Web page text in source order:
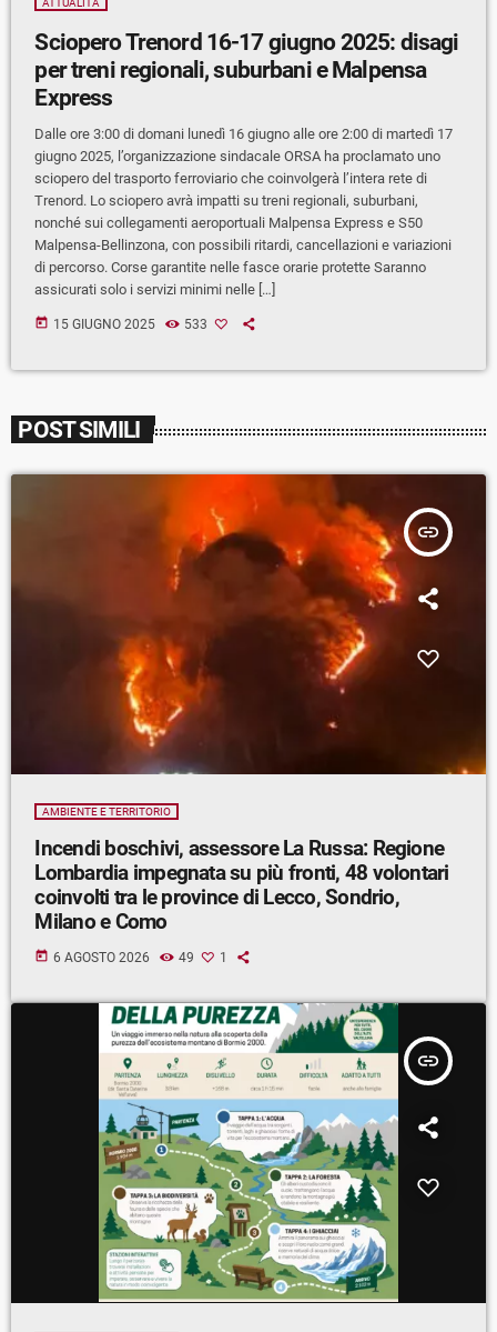
ATTUALITÀ
Sciopero Trenord 16-17 giugno 2025: disagi
per treni regionali, suburbani e Malpensa
Express
Dalle ore 3:00 di domani lunedì 16 giugno alle ore 2:00 di martedì 17
giugno 2025, l’organizzazione sindacale ORSA ha proclamato uno
sciopero del trasporto ferroviario che coinvolgerà l’intera rete di
Trenord. Lo sciopero avrà impatti su treni regionali, suburbani,
nonché sui collegamenti aeroportuali Malpensa Express e S50
Malpensa-Bellinzona, con possibili ritardi, cancellazioni e variazioni
di percorso. Corse garantite nelle fasce orarie protette Saranno
assicurati solo i servizi minimi nelle […]
today 15 GIUGNO 2025 533
POST SIMILI
insert_link
AMBIENTE E TERRITORIO
Incendi boschivi, assessore La Russa: Regione
Lombardia impegnata su più fronti, 48 volontari
coinvolti tra le province di Lecco, Sondrio,
Milano e Como
today 6 AGOSTO 2026 49 1
insert_link